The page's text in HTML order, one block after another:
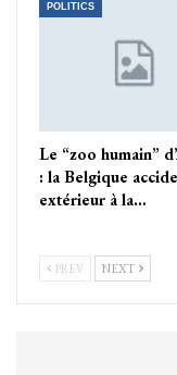
POLITICS
Le “zoo humain”
: la Belgique
extérieur à la…
PREV NEXT